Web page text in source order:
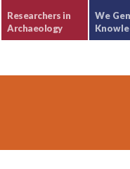
Researchers in
Archaeology
We